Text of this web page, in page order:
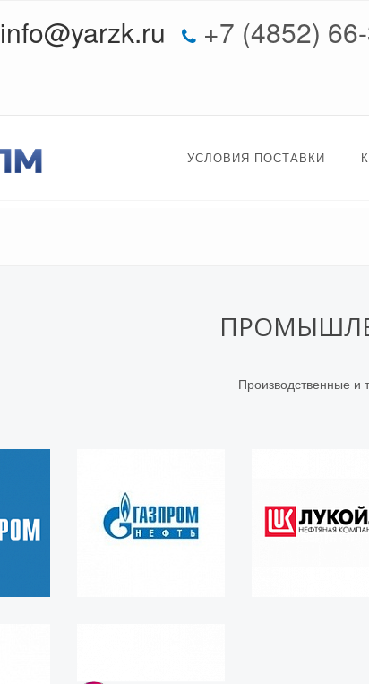
info@yarzk.ru +7 (4852)
УСЛОВИЯ ПОСТАВКИ
Производственные и